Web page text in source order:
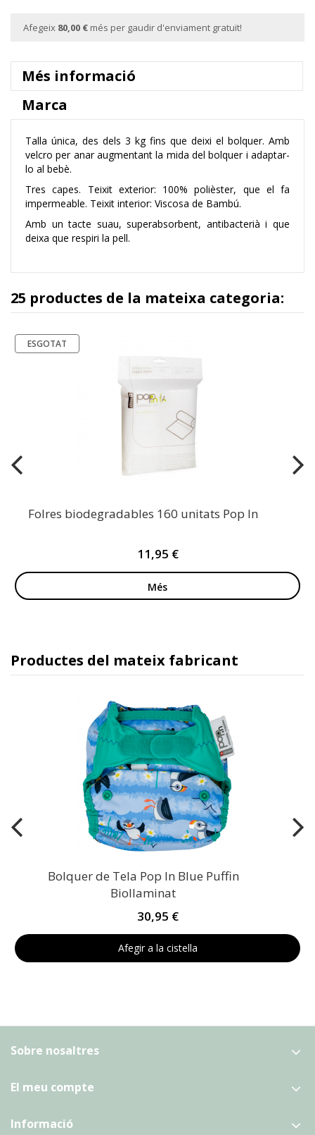
Afegeix 80,00 € més per gaudir d'enviament gratuït!
Més informació
Marca
Talla única, des dels 3 kg fins que deixi el bolquer. Amb
velcro per anar augmentant la mida del bolquer i adaptar-
lo al bebè.
Tres capes. Teixit exterior: 100% polièster, que el fa
impermeable. Teixit interior: Viscosa de Bambú.
Amb un tacte suau, superabsorbent, antibacterià i que
deixa que respiri la pell.
25 productes de la mateixa categoria:
ESGOTAT
Folres biodegradables 160 unitats Pop In
11,95 €
Més
Productes del mateix fabricant
Bolquer de Tela Pop In Blue Puffin
Biollaminat
30,95 €
Afegir a la cistella
Sobre nosaltres
El meu compte
Informació